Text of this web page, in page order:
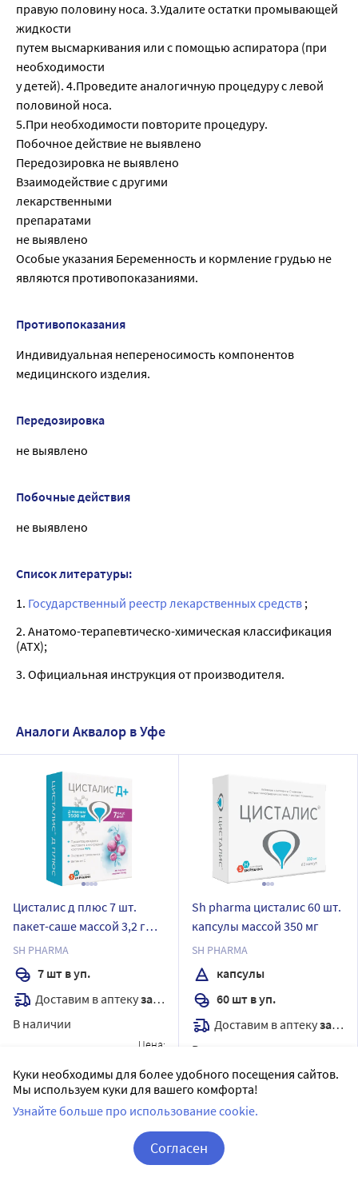
правую половину носа. 3.Удалите остатки промывающей
жидкости
путем высмаркивания или с помощью аспиратора (при
необходимости
у детей). 4.Проведите аналогичную процедуру с левой
половиной носа.
5.При необходимости повторите процедуру.
Побочное действие не выявлено
Передозировка не выявлено
Взаимодействие с другими
лекарственными
препаратами
не выявлено
Особые указания Беременность и кормление грудью не
являются противопоказаниями.
Противопоказания
Индивидуальная непереносимость компонентов
медицинского изделия.
Передозировка
не выявлено
Побочные действия
не выявлено
Список литературы:
1. Государственный реестр лекарственных средств ;
2. Анатомо-терапевтическо-химическая классификация
(ATX);
3. Официальная инструкция от производителя.
Аналоги Аквалор в Уфе
Цисталис д плюс 7 шт.
пакет-саше массой 3,2 г
вкус лесные ягоды
SH PHARMA
7 шт в уп.
Доставим в аптекузавтра
В наличии
Цена:
.10
Купить
Sh pharma цисталис 60 шт.
капсулы массой 350 мг
SH PHARMA
капсулы
60 шт в уп.
Доставим в аптекузавтра
В наличии
Цена:
Купить
Куки необходимы для более удобного посещения сайтов.
Мы используем куки для вашего комфорта!
Узнайте больше про использование cookie.
Согласен